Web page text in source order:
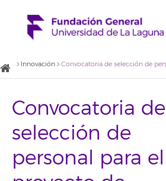
Innovación
Convocatoria de
selección de
personal para el